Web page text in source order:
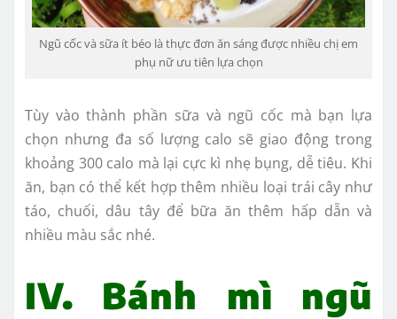
Ngũ cốc và sữa ít béo là thực đơn ăn sáng được nhiều chị em
phụ nữ ưu tiên lựa chọn
Tùy vào thành phần sữa và ngũ cốc mà bạn lựa
chọn nhưng đa số lượng calo sẽ giao động trong
khoảng 300 calo mà lại cực kì nhẹ bụng, dễ tiêu. Khi
ăn, bạn có thể kết hợp thêm nhiều loại trái cây như
táo, chuối, dâu tây để bữa ăn thêm hấp dẫn và
nhiều màu sắc nhé.
IV. Bánh mì ngũ